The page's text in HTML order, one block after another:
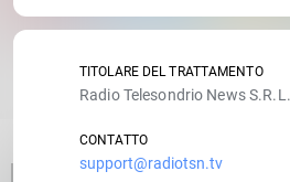
TITOLARE DEL TRATTAMENTO
Radio Telesondrio News S.R.L.
CONTATTO
support@radiotsn.tv